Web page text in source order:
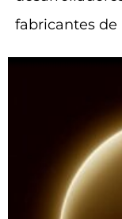
fabricantes de